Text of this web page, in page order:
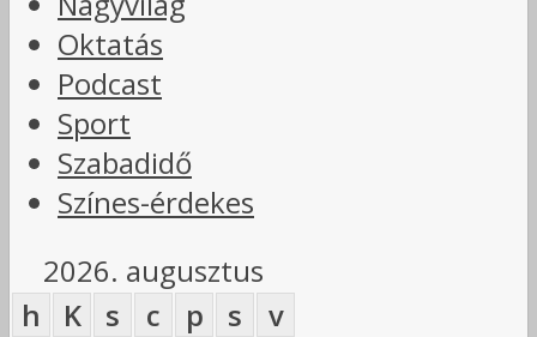
Oktatás
Podcast
Sport
Szabadidő
Színes-érdekes
2026. augusztus
h
K s c p s
v